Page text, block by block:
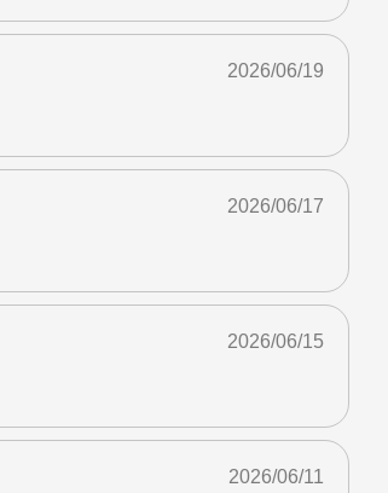
2026/06/19
2026/06/17
2026/06/15
2026/06/11